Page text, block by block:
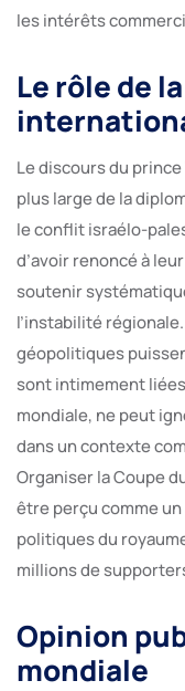
les intérêts
Le rôle de
Le discours du
plus large de la
le conflit israélo-
d’avoir renoncé à
soutenir
l’instabilité
géopolitiques
sont intimement
mondiale, ne peut
dans un contexte
Organiser la Coupe
être perçu comme
politiques du
millions de
Opinion
mondiale